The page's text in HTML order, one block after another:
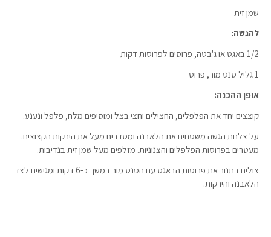
שמן זית
להגשה:
1/2 באגט או ג'בטה, פרוסים לפרוסות דקות
1 גליל סנט מור, פרוס
אופן ההכנה:
קוצצים יחד את הפלפלים, החצילים וחצי בצל ומוסיפים מלח, פלפל ונענע.
על צלחת הגשה משטחים את הלאבנה ומסדרים מעל את הירקות הקצוצים.
מעטרים בפרוסות הפלפלים והצנוניות. מזלפים מעל שמן זית בנדיבות.
צולים בתנור את פרוסות הבאגט עם הסנט מור במשך כ-6 דקות ומגישים לצד
הלאבנה והירקות.